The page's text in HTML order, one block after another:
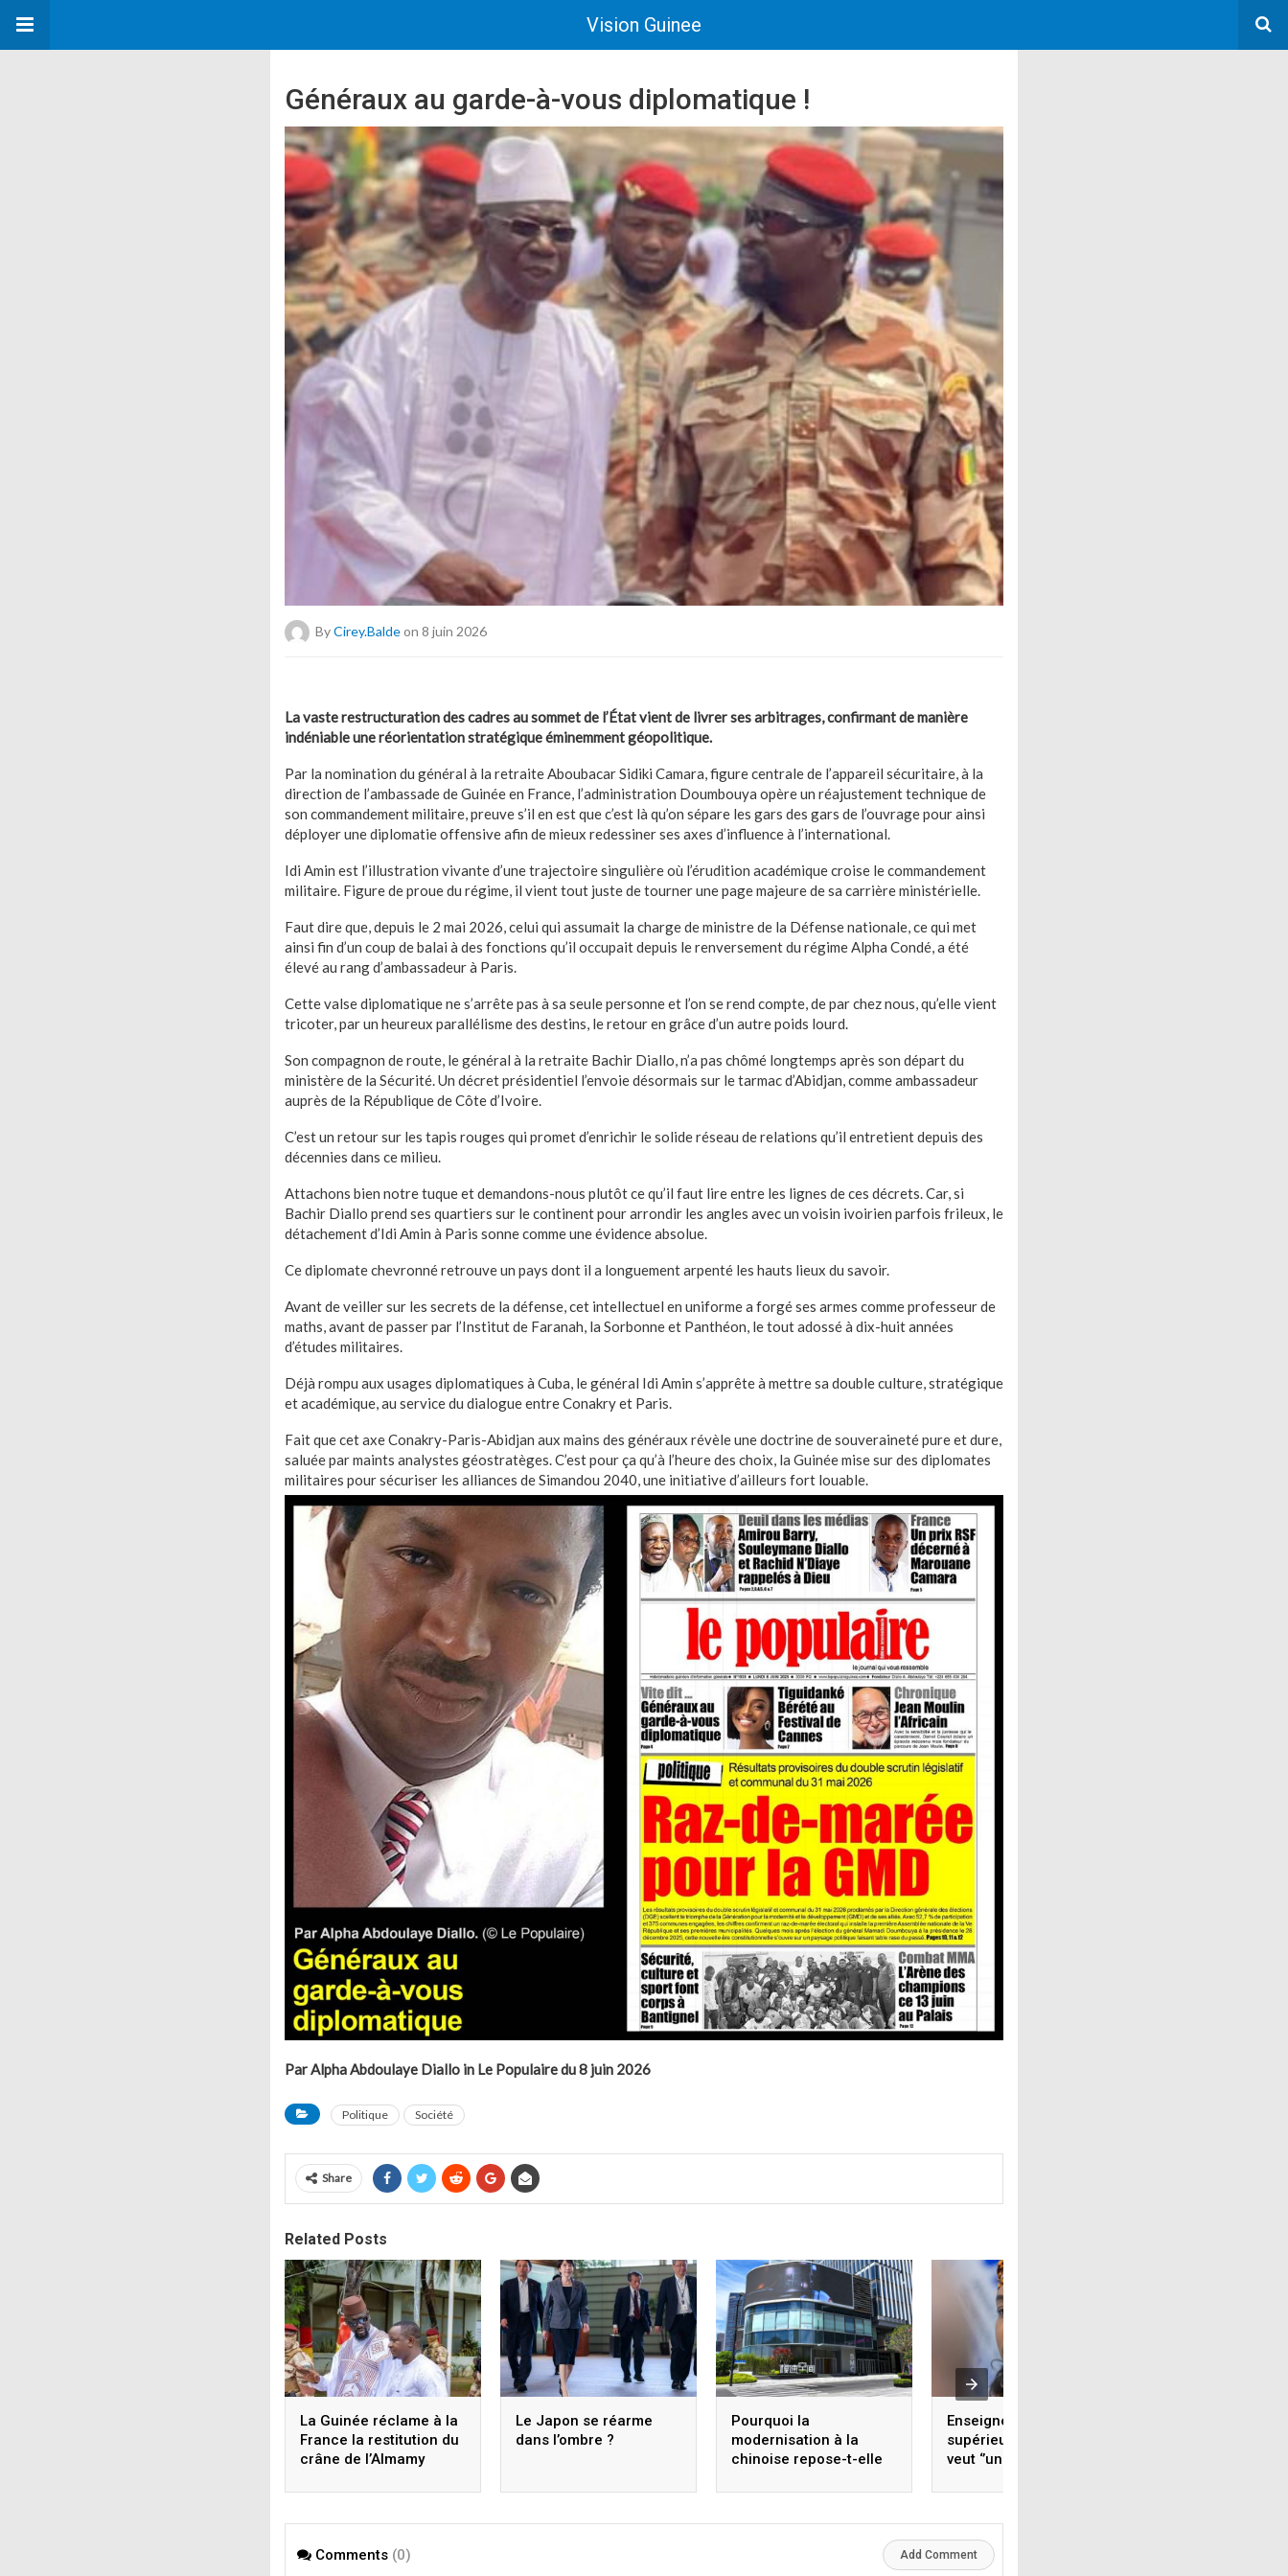
Vision Guinee
Généraux au garde-à-vous diplomatique !
ByCirey.baldeon 8 juin 2026
La vaste restructuration des cadres au sommet de l’État vient de livrer ses arbitrages, confirmant de manière
indéniable une réorientation stratégique éminemment géopolitique.
Par la nomination du général à la retraite Aboubacar Sidiki Camara, figure centrale de l’appareil sécuritaire, à la
direction de l’ambassade de Guinée en France, l’administration Doumbouya opère un réajustement technique de
son commandement militaire, preuve s’il en est que c’est là qu’on sépare les gars des gars de l’ouvrage pour ainsi
déployer une diplomatie offensive afin de mieux redessiner ses axes d’influence à l’international.
Idi Amin est l’illustration vivante d’une trajectoire singulière où l’érudition académique croise le commandement
militaire. Figure de proue du régime, il vient tout juste de tourner une page majeure de sa carrière ministérielle.
Faut dire que, depuis le 2 mai 2026, celui qui assumait la charge de ministre de la Défense nationale, ce qui met
ainsi fin d’un coup de balai à des fonctions qu’il occupait depuis le renversement du régime Alpha Condé, a été
élevé au rang d’ambassadeur à Paris.
Cette valse diplomatique ne s’arrête pas à sa seule personne et l’on se rend compte, de par chez nous, qu’elle vient
tricoter, par un heureux parallélisme des destins, le retour en grâce d’un autre poids lourd.
Son compagnon de route, le général à la retraite Bachir Diallo, n’a pas chômé longtemps après son départ du
ministère de la Sécurité. Un décret présidentiel l’envoie désormais sur le tarmac d’Abidjan, comme ambassadeur
auprès de la République de Côte d’Ivoire.
C’est un retour sur les tapis rouges qui promet d’enrichir le solide réseau de relations qu’il entretient depuis des
décennies dans ce milieu.
Attachons bien notre tuque et demandons-nous plutôt ce qu’il faut lire entre les lignes de ces décrets. Car, si
Bachir Diallo prend ses quartiers sur le continent pour arrondir les angles avec un voisin ivoirien parfois frileux, le
détachement d’Idi Amin à Paris sonne comme une évidence absolue.
Ce diplomate chevronné retrouve un pays dont il a longuement arpenté les hauts lieux du savoir.
Avant de veiller sur les secrets de la défense, cet intellectuel en uniforme a forgé ses armes comme professeur de
maths, avant de passer par l’Institut de Faranah, la Sorbonne et Panthéon, le tout adossé à dix-huit années
d’études militaires.
Déjà rompu aux usages diplomatiques à Cuba, le général Idi Amin s’apprête à mettre sa double culture, stratégique
et académique, au service du dialogue entre Conakry et Paris.
Fait que cet axe Conakry-Paris-Abidjan aux mains des généraux révèle une doctrine de souveraineté pure et dure,
saluée par maints analystes géostratèges. C’est pour ça qu’à l’heure des choix, la Guinée mise sur des diplomates
militaires pour sécuriser les alliances de Simandou 2040, une initiative d’ailleurs fort louable.
Par Alpha Abdoulaye Diallo in Le Populaire du 8 juin 2026
Politique Société
Share
Related Posts
La Guinée réclame à la
France la restitution du
crâne de l’Almamy
Le Japon se réarme
dans l’ombre ?
Pourquoi la
modernisation à la
chinoise repose-t-elle
scientifique et
directives stratégiques
Enseignement
supérieur : Djami Diallo
veut ‘’une équipe
administration
Comments (0) Add Comment